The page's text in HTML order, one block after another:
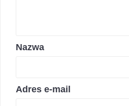
Nazwa
Adres e-mail